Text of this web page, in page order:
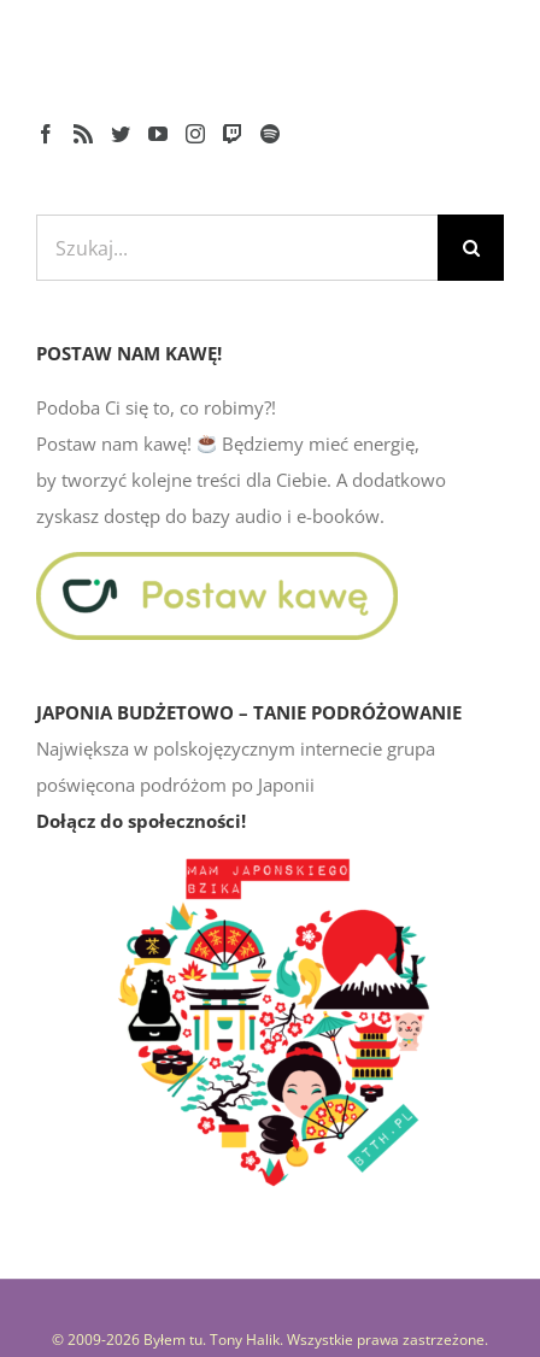
POSTAW NAM KAWĘ!
Podoba Ci się to, co robimy?!
Postaw nam kawę!
Będziemy mieć energię,
by tworzyć kolejne treści dla Ciebie. A dodatkowo
zyskasz dostęp do bazy audio i e-booków.
JAPONIA BUDŻETOWO – TANIE PODRÓŻOWANIE
Największa w polskojęzycznym internecie grupa
poświęcona podróżom po Japonii
Dołącz do społeczności!
© 2009-2026 Byłem tu. Tony Halik. Wszystkie prawa zastrzeżone.